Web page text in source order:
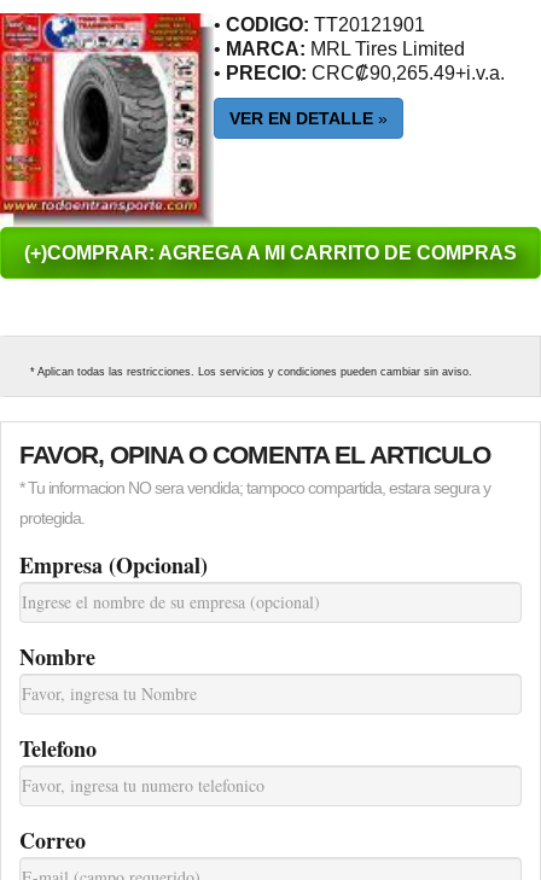
• CODIGO: TT20121901
• MARCA: MRL Tires Limited
• PRECIO: CRC₡90,265.49+i.v.a.
VER EN DETALLE »
(+)COMPRAR: AGREGA A MI CARRITO DE COMPRAS
* Aplican todas las restricciones. Los servicios y condiciones pueden cambiar sin aviso.
FAVOR, OPINA O COMENTA EL ARTICULO
* Tu informacion NO sera vendida; tampoco compartida, estara segura y
protegida.
Empresa (Opcional)
Nombre
Telefono
Correo